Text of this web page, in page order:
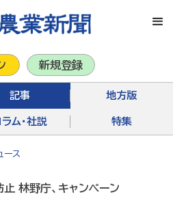
記事 地方版
ム・社説 特集
新規登録
ース
林野庁、キャンペーン